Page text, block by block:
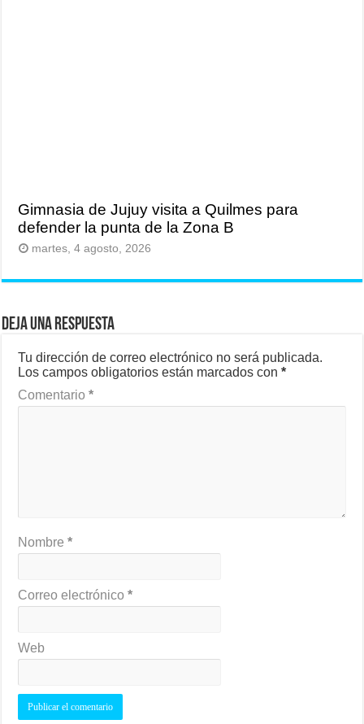
Gimnasia de Jujuy visita a Quilmes para
defender la punta de la Zona B
martes, 4 agosto, 2026
Deja una respuesta
Tu dirección de correo electrónico no será publicada.
Los campos obligatorios están marcados con*
Comentario*
Nombre*
Correo electrónico*
Web